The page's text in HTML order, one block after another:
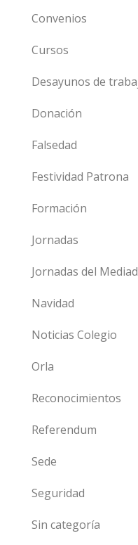
Convenios
Cursos
Desayunos de
Donación
Falsedad
Festividad Patrona
Formación
Jornadas
Jornadas del
Navidad
Noticias Colegio
Orla
Reconocimientos
Referendum
Sede
Seguridad
Sin categoría